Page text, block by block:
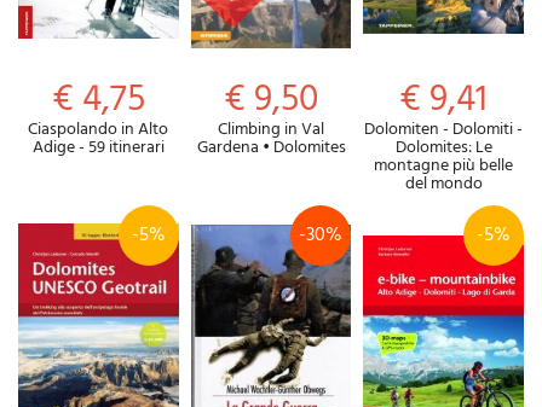
€ 4,75
Ciaspolando in Alto
Adige - 59 itinerari
€ 9,50
Climbing in Val
Gardena • Dolomites
€ 9,41
Dolomiten - Dolomiti -
Dolomites: Le
montagne più belle
del mondo
-5% -30% -5%